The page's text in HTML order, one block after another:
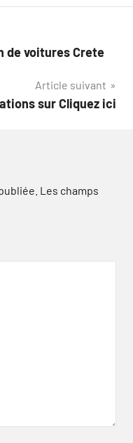
de voitures Crete
Article suivant
sur Cliquez ici
Les champs